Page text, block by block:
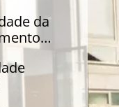
da